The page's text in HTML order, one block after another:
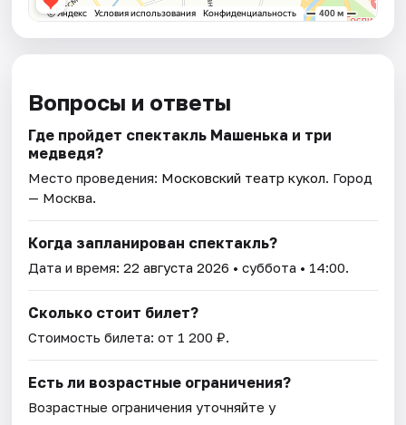
Вопросы и ответы
Где пройдет спектакль Машенька и три
медведя?
Место проведения: Московский театр кукол. Город
— Москва.
Когда запланирован спектакль?
Дата и время:22 августа 2026 • суббота • 14:00.
Сколько стоит билет?
Стоимость билета: от 1 200 ₽.
Есть ли возрастные ограничения?
Возрастные ограничения уточняйте у